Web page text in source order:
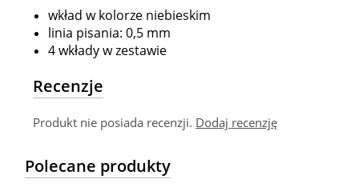
wkład w kolorze niebieskim
linia pisania: 0,5 mm
4 wkłady w zestawie
Recenzje
Produkt nie posiada recenzji. Dodaj recenzję
Polecane produkty